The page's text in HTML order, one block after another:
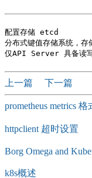
配置存储 etcd
分布式键值存储系统，
上一篇 下一篇
prometheus metrics 格
httpclient 超时设置
Borg Omega and
k8s概述